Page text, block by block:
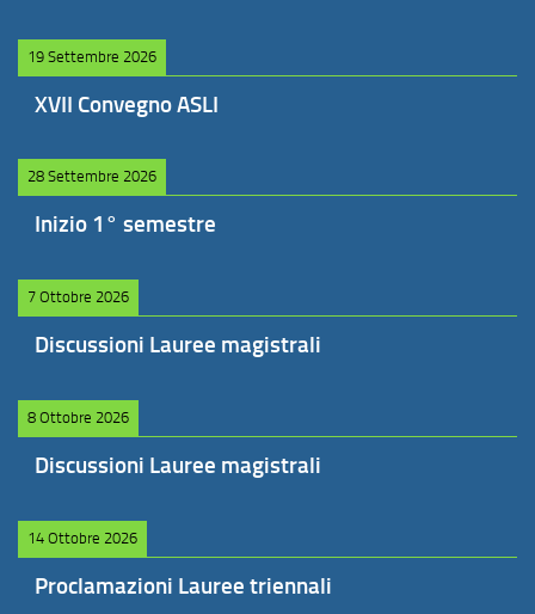
19 Settembre 2026
XVII Convegno ASLI
28 Settembre 2026
Inizio 1° semestre
7 Ottobre 2026
Discussioni Lauree magistrali
8 Ottobre 2026
Discussioni Lauree magistrali
14 Ottobre 2026
Proclamazioni Lauree triennali